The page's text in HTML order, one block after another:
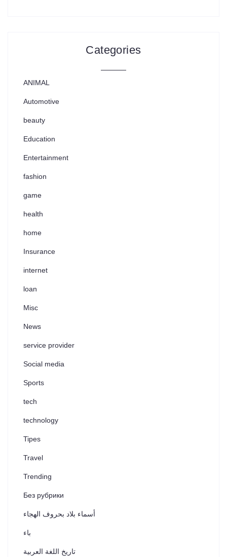
Categories
ANIMAL
Automotive
beauty
Education
Entertainment
fashion
game
health
home
Insurance
internet
loan
Misc
News
service provider
Social media
Sports
tech
technology
Tipes
Travel
Trending
Без рубрики
أسماء بلاد بحروف الهجاء
باء
تاريخ اللغة العربية